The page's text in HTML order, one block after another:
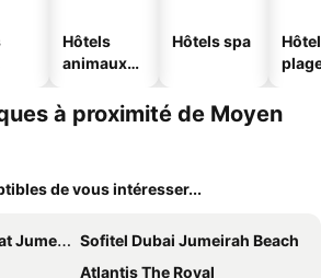
Hôtels
animaux
Hôtels spa
à proximité de Moyen
de vous intéresser...
Portfolio Hotel
Sofitel Dubai Jumeirah Beach
Atlantis The Royal